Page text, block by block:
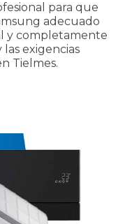
para que
adecuado
y completamente
exigencias
Tielmes.